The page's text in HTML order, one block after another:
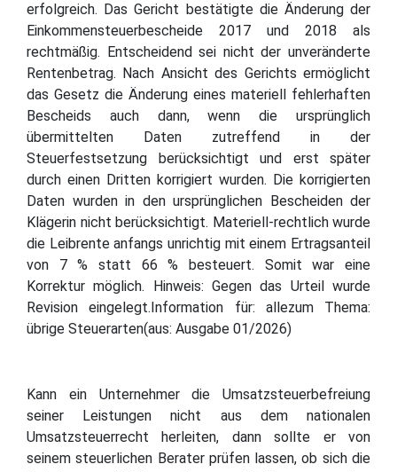
erfolgreich. Das Gericht bestätigte die Änderung der
Einkommensteuerbescheide 2017 und 2018 als
rechtmäßig. Entscheidend sei nicht der unveränderte
Rentenbetrag. Nach Ansicht des Gerichts ermöglicht
das Gesetz die Änderung eines materiell fehlerhaften
Bescheids auch dann, wenn die ursprünglich
übermittelten Daten zutreffend in der
Steuerfestsetzung berücksichtigt und erst später
durch einen Dritten korrigiert wurden. Die korrigierten
Daten wurden in den ursprünglichen Bescheiden der
Klägerin nicht berücksichtigt. Materiell-rechtlich wurde
die Leibrente anfangs unrichtig mit einem Ertragsanteil
von 7 % statt 66 % besteuert. Somit war eine
Korrektur möglich. Hinweis: Gegen das Urteil wurde
Revision eingelegt.Information für: allezum Thema:
übrige Steuerarten(aus: Ausgabe 01/2026)
Kann ein Unternehmer die Umsatzsteuerbefreiung
seiner Leistungen nicht aus dem nationalen
Umsatzsteuerrecht herleiten, dann sollte er von
seinem steuerlichen Berater prüfen lassen, ob sich die